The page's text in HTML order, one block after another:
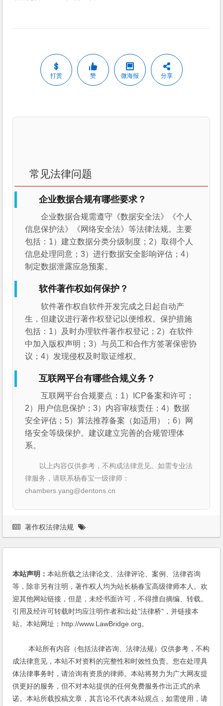
打赏 赞 微海报 分享
常见法律问题
企业数据合规有哪些要求？
企业数据合规需遵守《数据安全法》《个人
信息保护法》《网络安全法》等法律法规。主要
包括：1）建立数据分类分级制度；2）取得个人
信息处理同意；3）进行数据安全影响评估；4）
制定数据泄露应急预案。
软件著作权如何保护？
软件著作权自软件开发完成之日起自动产
生，但建议进行著作权登记以便维权。保护措施
包括：1）及时办理软件著作权登记；2）在软件
中加入版权声明；3）与员工和合作方签署保密协
议；4）发现侵权及时取证维权。
互联网平台有哪些合规义务？
互联网平台合规要点：1）ICP备案和许可；
2）用户信息保护；3）内容审核责任；4）数据
安全评估；5）算法推荐备案（如适用）；6）网
络安全等级保护。建议建立完善的合规管理体
系。
以上内容仅供参考，不构成法律意见。如需专业法
律服务，请联系杨春宝一级律师：
chambers.yang@dentons.cn
著作权法律法规
本站声明：本站所载之法律论文、法律评论、案例、法律咨询
等，除非另有注明，著作权人均为站长杨春宝高级律师本人。欢
迎其他网站链接，但是，未经书面许可，不得擅自摘编、转载。
引用及经许可转载时均应注明作者和出处"法律桥"，并链接本
站。本站网址：http://www.LawBridge.org。
本站所有内容（包括法律咨询、法律法规）仅供参考，不构
成法律意见，本站不对资料的完整性和时效性负责。您在处理具
体法律事务时，请洽询有资质的律师。本站将努力为广大网友提
供更好的服务，但不对本站提供的任何免费服务作出正式的承
诺。本站所载投稿文章，其言论不代表本站观点，如需使用，请